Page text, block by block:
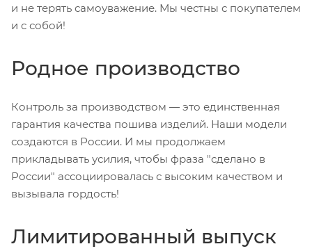
и не терять самоуважение. Мы честны с покупателем
и с собой!
Родное производство
Контроль за производством — это единственная
гарантия качества пошива изделий. Наши модели
создаются в России. И мы продолжаем
прикладывать усилия, чтобы фраза "сделано в
России" ассоциировалась с высоким качеством и
вызывала гордость!
Лимитированный выпуск